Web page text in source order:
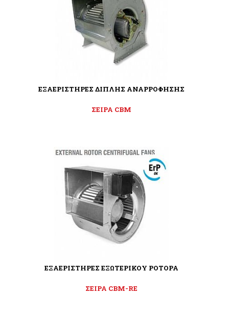
ΕΞΑΕΡΙΣΤΗΡΕΣ ΔΙΠΛΗΣ ΑΝΑΡΡΟΦΗΣΗΣ
ΣΕΙΡΑ CBM
ΕΞΑΕΡΙΣΤΗΡΕΣ ΕΞΩΤΕΡΙΚΟΥ ΡΟΤΟΡΑ
ΣΕΙΡΑ CBM-RE